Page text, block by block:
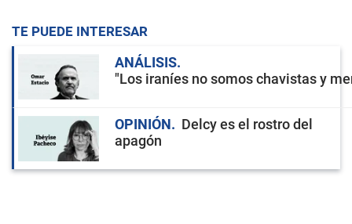
TE PUEDE INTERESAR
ANÁLISIS
"Los iraníes no somos chavistas y
OPINIÓN
Delcy es el rostro del
apagón